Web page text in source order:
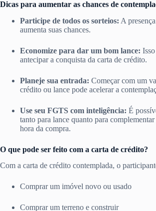
Dicas para aumentar as chances de
Participe de todos os sorteios: A
aumenta suas chances.
Economize para dar um bom lance:
antecipar a conquista da carta de crédito.
Planeje sua entrada: Começar com um
crédito ou lance pode acelerar a
Use seu FGTS com inteligência: É
tanto para lance quanto para complementar
hora da compra.
O que pode ser feito com a carta de crédito?
Com a carta de crédito contemplada, o
Comprar um imóvel novo ou usado
Comprar um terreno e construir